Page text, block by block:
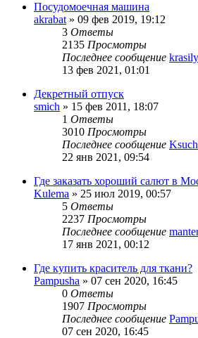
Посудомоечная машина
akrabat » 09 фев 2019, 19:12
3 Ответы
2135 Просмотры
Последнее сообщение
13 фев 2021, 01:01
Декретный отпуск
smich » 15 фев 2011, 18:07
1 Ответы
3010 Просмотры
Последнее сообщение
22 янв 2021, 09:54
Где заказать хороший салют в
Kulema » 25 июл 2019, 00:57
5 Ответы
2237 Просмотры
Последнее сообщение
17 янв 2021, 00:12
Где купить краситель для ткани?
Pampusha » 07 сен 2020, 16:45
0 Ответы
1907 Просмотры
Последнее сообщение
07 сен 2020, 16:45